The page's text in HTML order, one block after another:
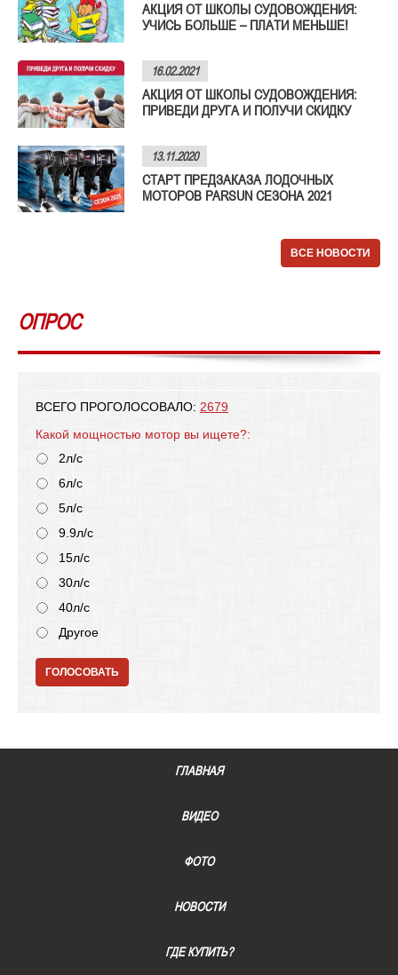
АКЦИЯ ОТ ШКОЛЫ СУДОВОЖДЕНИЯ:
УЧИСЬ БОЛЬШЕ – ПЛАТИ МЕНЬШЕ!
16.02.2021
АКЦИЯ ОТ ШКОЛЫ СУДОВОЖДЕНИЯ:
ПРИВЕДИ ДРУГА И ПОЛУЧИ СКИДКУ
13.11.2020
СТАРТ ПРЕДЗАКАЗА ЛОДОЧНЫХ
МОТОРОВ PARSUN СЕЗОНА 2021
ВСЕ НОВОСТИ
ОПРОС
ВСЕГО ПРОГОЛОСОВАЛО: 2679
Какой мощностью мотор вы ищете?:
2л/с
6л/с
5л/с
9.9л/с
15л/с
30л/с
40л/с
Другое
ГОЛОСОВАТЬ
ГЛАВНАЯ
ВИДЕО
ФОТО
НОВОСТИ
ГДЕ КУПИТЬ?